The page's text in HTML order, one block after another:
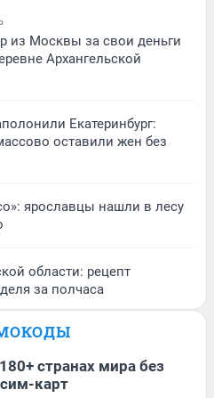
из Москвы за свои деньги
Архангельской
Екатеринбург:
оставили жен без
ярославцы нашли в лесу
области: рецепт
за полчаса
странах мира без
карт